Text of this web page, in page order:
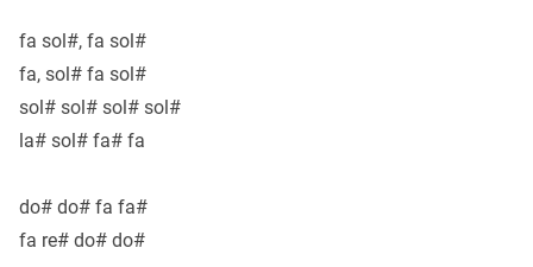
fa sol#, fa sol#
fa, sol# fa sol#
sol# sol# sol# sol#
la# sol# fa# fa
do# do# fa fa#
fa re# do# do#